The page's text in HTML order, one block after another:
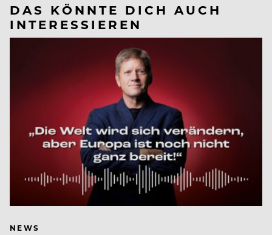
DAS KÖNNTE DICH AUCH
INTERESSIEREN
NEWS